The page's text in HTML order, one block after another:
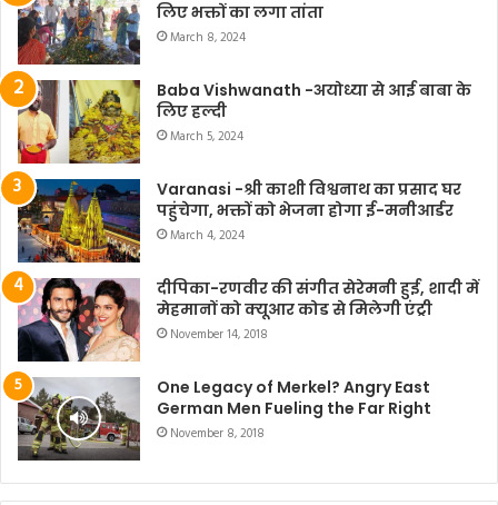
लिए भक्तों का लगा तांता
March 8, 2024
Baba Vishwanath -अयोध्या से आई बाबा के
लिए हल्दी
March 5, 2024
Varanasi -श्री काशी विश्वनाथ का प्रसाद घर
पहुंचेगा, भक्तों को भेजना होगा ई-मनीआर्डर
March 4, 2024
दीपिका-रणवीर की संगीत सेरेमनी हुई, शादी में
मेहमानों को क्यूआर कोड से मिलेगी एंट्री
November 14, 2018
One Legacy of Merkel? Angry East
German Men Fueling the Far Right
November 8, 2018